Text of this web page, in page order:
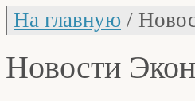
На главную /
Новости